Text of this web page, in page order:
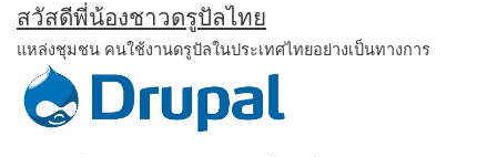
สวัสดีพี่น้องชาวดรูปัลไทย
แหล่งชุมชน คนใช้งานดรูปัลในประเทศไทยอย่างเป็นทางการ